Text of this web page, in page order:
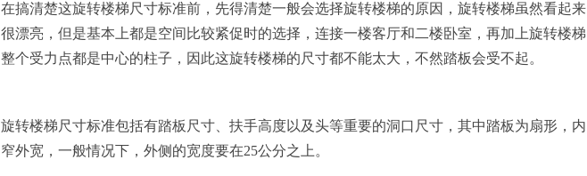
在搞清楚这旋转楼梯尺寸标准前，先得清楚一般会选择旋转楼梯的原因，旋转楼梯虽然看起来
很漂亮，但是基本上都是空间比较紧促时的选择，连接一楼客厅和二楼卧室，再加上旋转楼梯
整个受力点都是中心的柱子，因此这旋转楼梯的尺寸都不能太大，不然踏板会受不起。
旋转楼梯尺寸标准包括有踏板尺寸、扶手高度以及头等重要的洞口尺寸，其中踏板为扇形，内
窄外宽，一般情况下，外侧的宽度要在25公分之上。